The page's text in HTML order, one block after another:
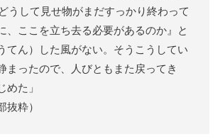
うして見せ物がまだすっかり終わって
、ここを立ち去る必要があるのか』と
てん）した風がない。そうこうしてい
まったので、人びともまた戻ってき
めた」
抜粋）